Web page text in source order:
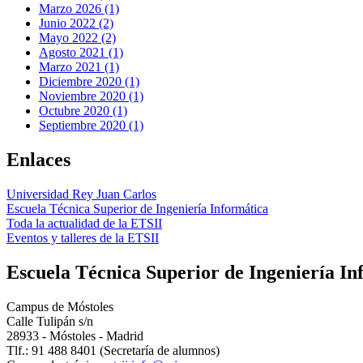
Marzo 2026 (1)
Junio 2022 (2)
Mayo 2022 (2)
Agosto 2021 (1)
Marzo 2021 (1)
Diciembre 2020 (1)
Noviembre 2020 (1)
Octubre 2020 (1)
Septiembre 2020 (1)
Enlaces
Universidad Rey Juan Carlos
Escuela Técnica Superior de Ingeniería Informática
Toda la actualidad de la ETSII
Eventos y talleres de la ETSII
Escuela Técnica Superior de Ingeniería
Campus de Móstoles
Calle Tulipán s/n
28933 - Móstoles - Madrid
Tlf.: 91 488 8401 (Secretaría de alumnos)